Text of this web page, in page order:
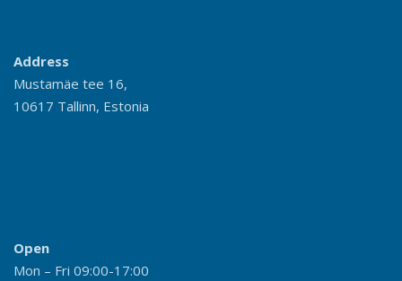
Address
Mustamäe tee 16,
10617 Tallinn, Estonia
Open
Mon – Fri 09:00-17:00